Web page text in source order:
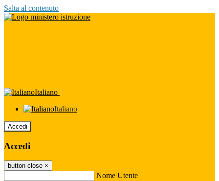
Salta al contenuto
Italiano
Italiano
Accedi
Accedi
button close ×
Nome Utente